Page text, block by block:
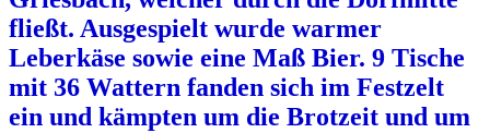
fließt. Ausgespielt wurde warmer
Leberkäse sowie eine Maß Bier. 9 Tische
mit 36 Wattern fanden sich im Festzelt
ein und kämpten um die Brotzeit und um